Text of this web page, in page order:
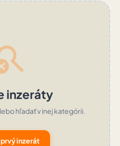
inzeráty
hľadať v inej kategórii.
inzerát